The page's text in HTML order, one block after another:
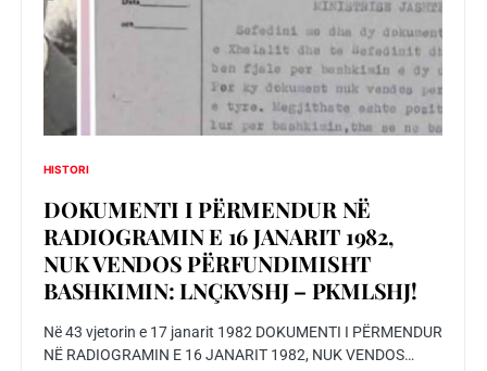
HISTORI
DOKUMENTI I PËRMENDUR NË
RADIOGRAMIN E 16 JANARIT 1982,
NUK VENDOS PËRFUNDIMISHT
BASHKIMIN: LNÇKVSHJ – PKMLSHJ!
Në 43 vjetorin e 17 janarit 1982 DOKUMENTI I PËRMENDUR
NË RADIOGRAMIN E 16 JANARIT 1982, NUK VENDOS…